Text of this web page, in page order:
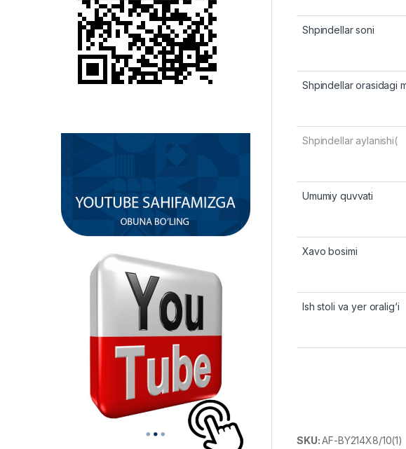
Shpindellar soni
Shpindellar orasidagi
Shpindellar aylanishi(
Umumiy quvvati
Xavo bosimi
Ish stoli va yer oralig‘i
SKU:AF-BY214X8/10(1)